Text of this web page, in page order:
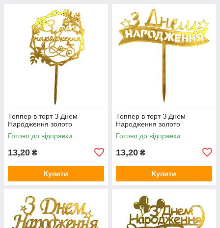
Топпер в торт З Днем
Народження золото
Готово до відправки
13,20 ₴
Купити
Топпер в торт З Днем
Народження золото
Готово до відправки
13,20 ₴
Купити